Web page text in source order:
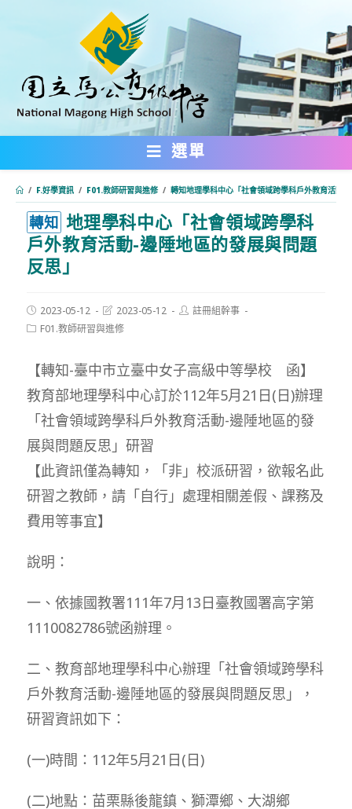
內
選單
/ F.好學資訊 / F01.教師研習與進修 / 轉知地理學科中心「社會領域跨學科戶外教育活動-
轉知 地理學科中心「社會領域跨學科
戶外教育活動-邊陲地區的發展與問題
反思」
Post
published:
2023-05-12
Post
last
modified:
2023-05-12
Post註冊組幹事
PostF01.教師研習與進修
【轉知-臺中市立臺中女子高級中等學校 函】
教育部地理學科中心訂於112年5月21日(日)辦理
「社會領域跨學科戶外教育活動-邊陲地區的發
展與問題反思」研習
【此資訊僅為轉知，「非」校派研習，欲報名此
研習之教師，請「自行」處理相關差假、課務及
費用等事宜】
說明：
一、依據國教署111年7月13日臺教國署高字第
1110082786號函辦理。
二、教育部地理學科中心辦理「社會領域跨學科
戶外教育活動-邊陲地區的發展與問題反思」，
研習資訊如下：
(一)時間：112年5月21日(日)
(二)地點：苗栗縣後龍鎮、獅潭鄉、大湖鄉